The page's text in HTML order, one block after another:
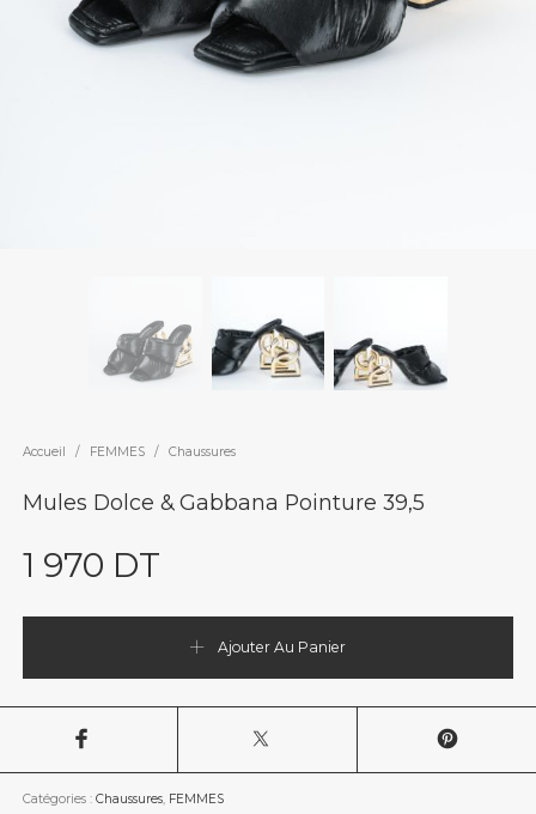
Accueil / FEMMES / Chaussures
Mules Dolce & Gabbana Pointure 39,5
1 970 DT
Ajouter Au Panier
Catégories : Chaussures, FEMMES